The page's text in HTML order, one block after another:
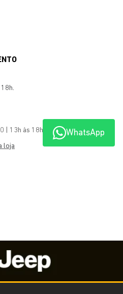
WhatsApp